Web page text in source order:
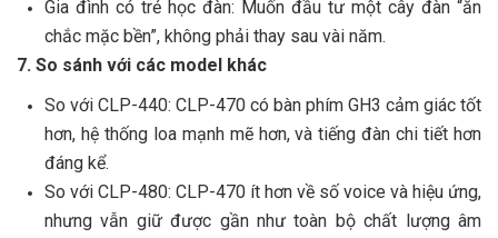
Gia đình có trẻ học đàn: Muốn đầu tư một cây đàn “ăn
chắc mặc bền”, không phải thay sau vài năm.
7. So sánh với các model khác
So với CLP-440: CLP-470 có bàn phím GH3 cảm giác tốt
hơn, hệ thống loa mạnh mẽ hơn, và tiếng đàn chi tiết hơn
đáng kể.
So với CLP-480: CLP-470 ít hơn về số voice và hiệu ứng,
nhưng vẫn giữ được gần như toàn bộ chất lượng âm